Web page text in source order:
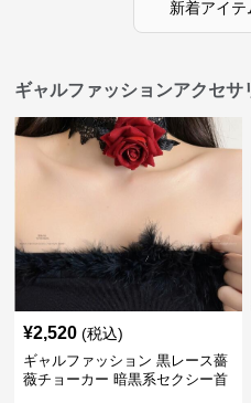
新着アイ
ギャルファッションアクセサ
¥2,520 (税込)
ギャルファッション 黒レース薔
薇チョーカー 暗黒系セクシー首